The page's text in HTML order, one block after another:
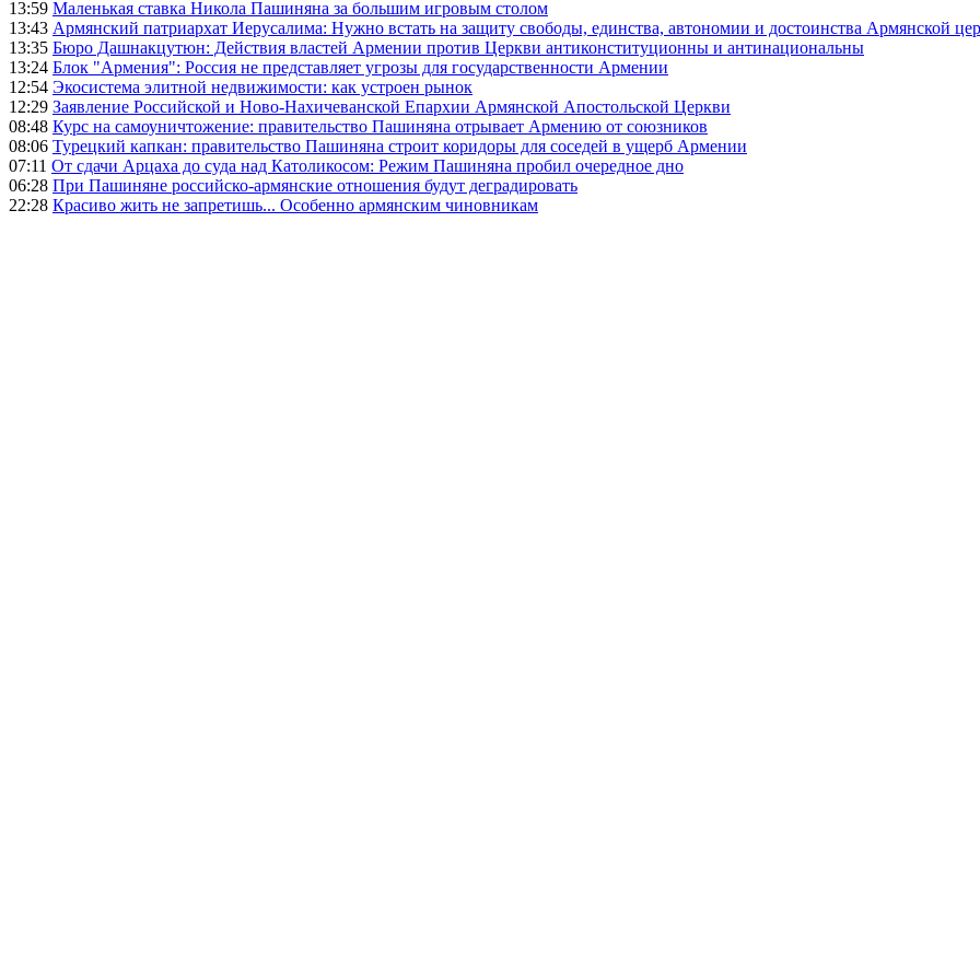
13:59 Маленькая ставка Никола Пашиняна за большим игровым столом
13:43 Армянский патриархат Иерусалима: Нужно встать на защиту свободы, единства, автономии и достоинства Армянской
13:35 Бюро Дашнакцутюн: Действия властей Армении против Церкви антиконституционны и антинациональны
13:24 Блок "Армения": Россия не представляет угрозы для государственности Армении
12:54 Экосистема элитной недвижимости: как устроен рынок
12:29 Заявление Российской и Ново-Нахичеванской Епархии Армянской Апостольской Церкви
08:48 Курс на самоуничтожение: правительство Пашиняна отрывает Армению от союзников
08:06 Турецкий капкан: правительство Пашиняна строит коридоры для соседей в ущерб Армении
07:11 От сдачи Арцаха до суда над Католикосом: Режим Пашиняна пробил очередное дно
06:28 При Пашиняне российско-армянские отношения будут деградировать
22:28 Красиво жить не запретишь... Особенно армянским чиновникам